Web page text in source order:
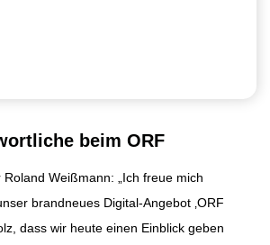
beim ORF
Weißmann: „Ich freue mich
brandneues Digital-Angebot ‚ORF
dass wir heute einen Einblick geben